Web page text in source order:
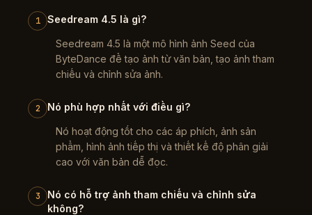
1 Seedream 4.5 là gì?
Seedream 4.5 là một mô hình ảnh Seed của
ByteDance để tạo ảnh từ văn bản, tạo ảnh tham
chiếu và chỉnh sửa ảnh.
2 Nó phù hợp nhất với điều gì?
Nó hoạt động tốt cho các áp phích, ảnh sản
phẩm, hình ảnh tiếp thị và thiết kế độ phân giải
cao với văn bản dễ đọc.
3
Nó có hỗ trợ ảnh tham chiếu và chỉnh sửa
không?